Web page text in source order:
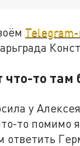
что-то там
у
то помимо